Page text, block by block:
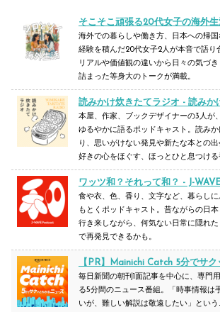
そこそこ頑張る20代女子の海外
海外での暮らしや働き方、日本への帰
経験を積んだ20代女子2人が本音で語り
リアルや価値観の違いから日々の気づ
詰まった等身大のトークが満載。
読みかけ炊きたてラジオ - 読みか
本屋、作家、ブックデザイナーの3人が
ゆるやかに語るポッドキャスト。読み
り、思いがけない発見や新たな本との
好きの心をほぐす、ほっとひと息つける
ワッツ和？それって和？ - J-
食や衣、色、香り、文字など、暮らし
もとくポッドキャスト。昔ながらの日
行き来しながら、何気ない日常に隠れ
で再発見できるかも。
【PR】 Mainichi Catch 5分でサク
毎日新聞の朝刊1面記事を中心に、専門
る5分間のニュース番組。「時事情報は
いが、難しい解説は敬遠したい」とい